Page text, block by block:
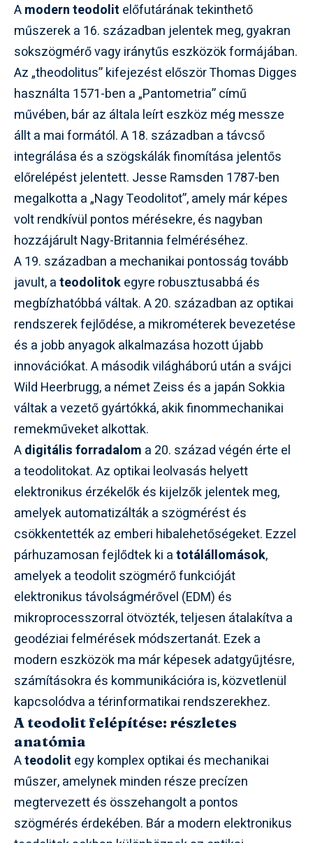
Amodern teodolit előfutárának tekinthető
műszerek a 16. században jelentek meg, gyakran
sokszögmérő vagy iránytűs eszközök formájában.
Az „theodolitus” kifejezést először Thomas Digges
használta 1571-ben a „Pantometria” című
művében, bár az általa leírt eszköz még messze
állt a mai formától. A 18. században a távcső
integrálása és a szögskálák finomítása jelentős
előrelépést jelentett. Jesse Ramsden 1787-ben
megalkotta a „Nagy Teodolitot”, amely már képes
volt rendkívül pontos mérésekre, és nagyban
hozzájárult Nagy-Britannia felméréséhez.
A 19. században a mechanikai pontosság tovább
javult, ateodolitokegyre robusztusabbá és
megbízhatóbbá váltak. A 20. században az optikai
rendszerek fejlődése, a mikrométerek bevezetése
és a jobb anyagok alkalmazása hozott újabb
innovációkat. A második világháború után a svájci
Wild Heerbrugg, a német Zeiss és a japán Sokkia
váltak a vezető gyártókká, akik finommechanikai
remekműveket alkottak.
Adigitális forradalom a 20. század végén érte el
a teodolitokat. Az optikai leolvasás helyett
elektronikus érzékelők és kijelzők jelentek meg,
amelyek automatizálták a szögmérést és
csökkentették az emberi hibalehetőségeket. Ezzel
párhuzamosan fejlődtek ki atotálállomások,
amelyek a teodolit szögmérő funkcióját
elektronikus távolságmérővel (EDM) és
mikroprocesszorral ötvözték, teljesen átalakítva a
geodéziai felmérések módszertanát. Ezek a
modern eszközök ma már képesek adatgyűjtésre,
számításokra és kommunikációra is, közvetlenül
kapcsolódva a térinformatikai rendszerekhez.
A teodolit felépítése: részletes
anatómia
Ateodolit egy komplex optikai és mechanikai
műszer, amelynek minden része precízen
megtervezett és összehangolt a pontos
szögmérés érdekében. Bár a modern elektronikus